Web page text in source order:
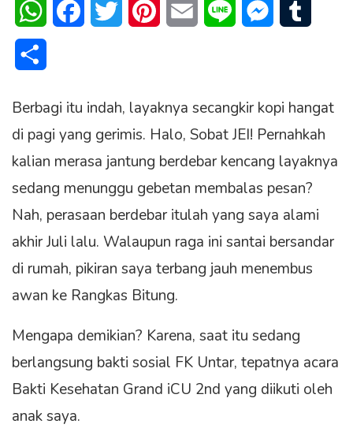
WhatsAppFacebookTwitter PinterestEmail Line Messenger
Berbagi itu indah, layaknya secangkir kopi hangat
di pagi yang gerimis. Halo, Sobat JEI! Pernahkah
kalian merasa jantung berdebar kencang layaknya
sedang menunggu gebetan membalas pesan?
Nah, perasaan berdebar itulah yang saya alami
akhir Juli lalu. Walaupun raga ini santai bersandar
di rumah, pikiran saya terbang jauh menembus
awan ke Rangkas Bitung.
Mengapa demikian? Karena, saat itu sedang
berlangsung bakti sosial FK Untar, tepatnya acara
Bakti Kesehatan Grand iCU 2nd yang diikuti oleh
anak saya.